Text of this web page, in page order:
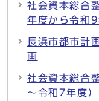
社会資本総合
年度から令和
長浜市都市計
画
社会資本総合
～令和7年度）